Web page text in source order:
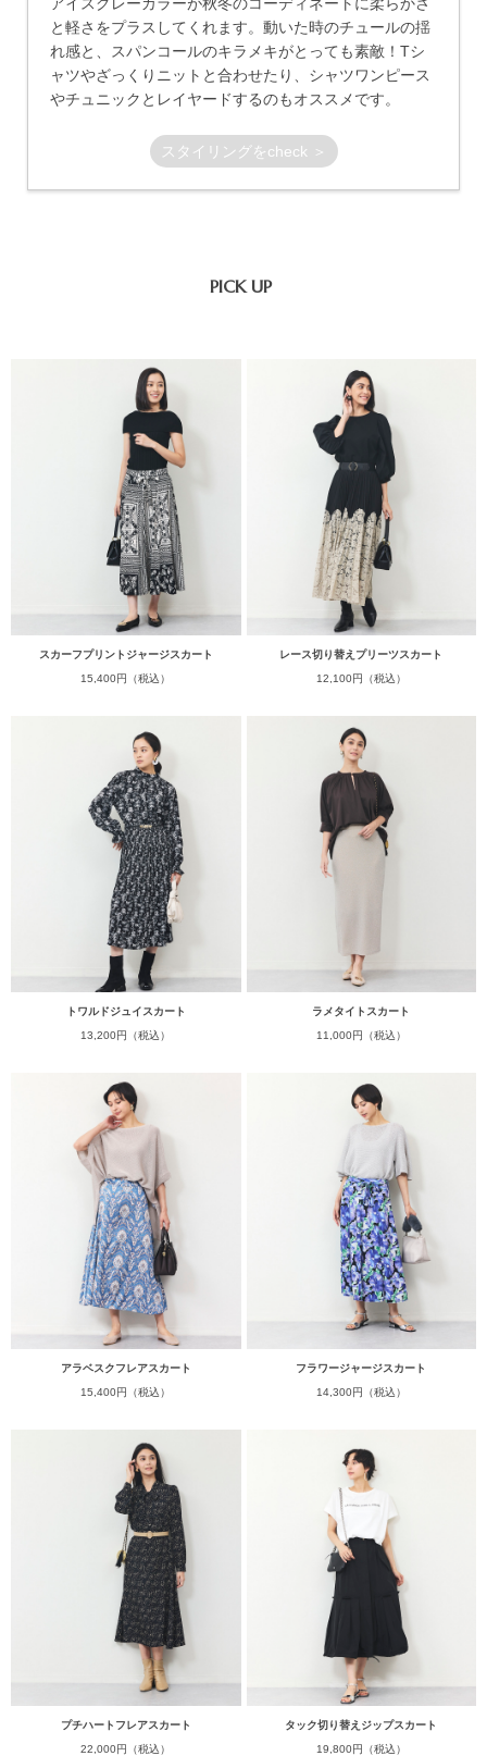
アイスグレーカラーが秋冬のコーディネートに柔らかさ
と軽さをプラスしてくれます。動いた時のチュールの揺
れ感と、スパンコールのキラメキがとっても素敵！Tシ
ャツやざっくりニットと合わせたり、シャツワンピース
やチュニックとレイヤードするのもオススメです。
スタイリングをcheck ＞
PICK UP
スカーフプリントジャージスカート
15,400円（税込）
レース切り替えプリーツスカート
12,100円（税込）
トワルドジュイスカート
13,200円（税込）
ラメタイトスカート
11,000円（税込）
アラベスクフレアスカート
15,400円（税込）
フラワージャージスカート
14,300円（税込）
プチハートフレアスカート
22,000円（税込）
タック切り替えジップスカート
19,800円（税込）